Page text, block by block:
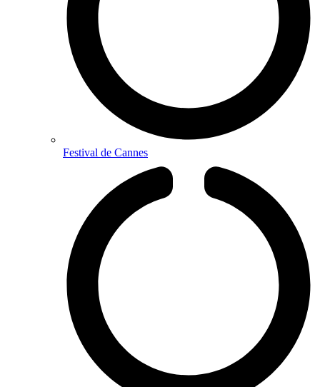
Festival de Cannes